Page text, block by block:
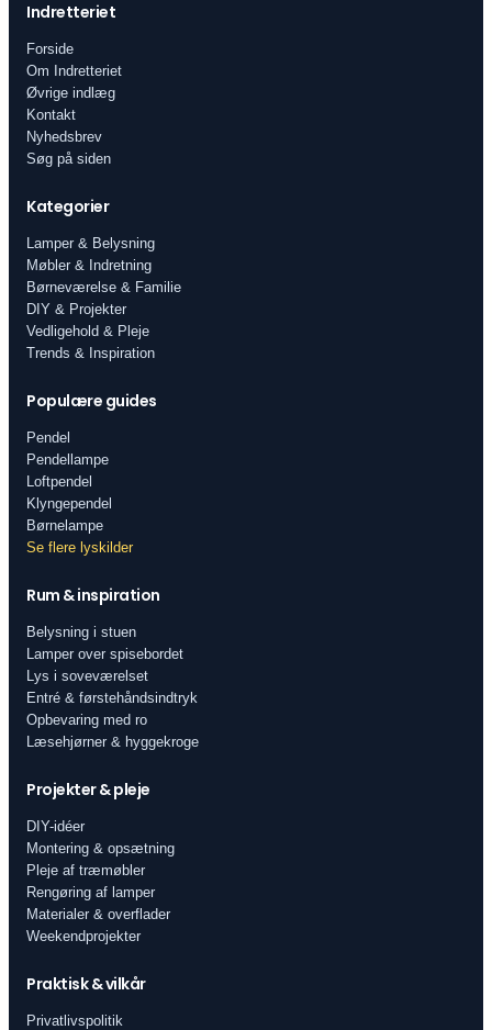
Indretteriet
Forside
Om Indretteriet
Øvrige indlæg
Kontakt
Nyhedsbrev
Søg på siden
Kategorier
Lamper & Belysning
Møbler & Indretning
Børneværelse & Familie
DIY & Projekter
Vedligehold & Pleje
Trends & Inspiration
Populære guides
Pendel
Pendellampe
Loftpendel
Klyngependel
Børnelampe
Se flere lyskilder
Rum & inspiration
Belysning i stuen
Lamper over spisebordet
Lys i soveværelset
Entré & førstehåndsindtryk
Opbevaring med ro
Læsehjørner & hyggekroge
Projekter & pleje
DIY-idéer
Montering & opsætning
Pleje af træmøbler
Rengøring af lamper
Materialer & overflader
Weekendprojekter
Praktisk & vilkår
Privatlivspolitik